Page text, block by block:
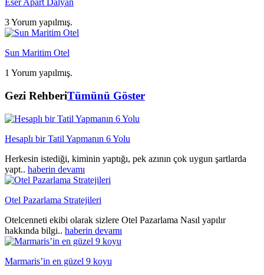
Eser Apart Dalyan
3 Yorum yapılmış.
Sun Maritim Otel
1 Yorum yapılmış.
Gezi RehberiTümünü Göster
Hesaplı bir Tatil Yapmanın 6 Yolu
Herkesin istediği, kiminin yaptığı, pek azının çok uygun şartlarda
yapt.. haberin devamı
Otel Pazarlama Stratejileri
Otelcenneti ekibi olarak sizlere Otel Pazarlama Nasıl yapılır
hakkında bilgi.. haberin devamı
Marmaris’in en güzel 9 koyu